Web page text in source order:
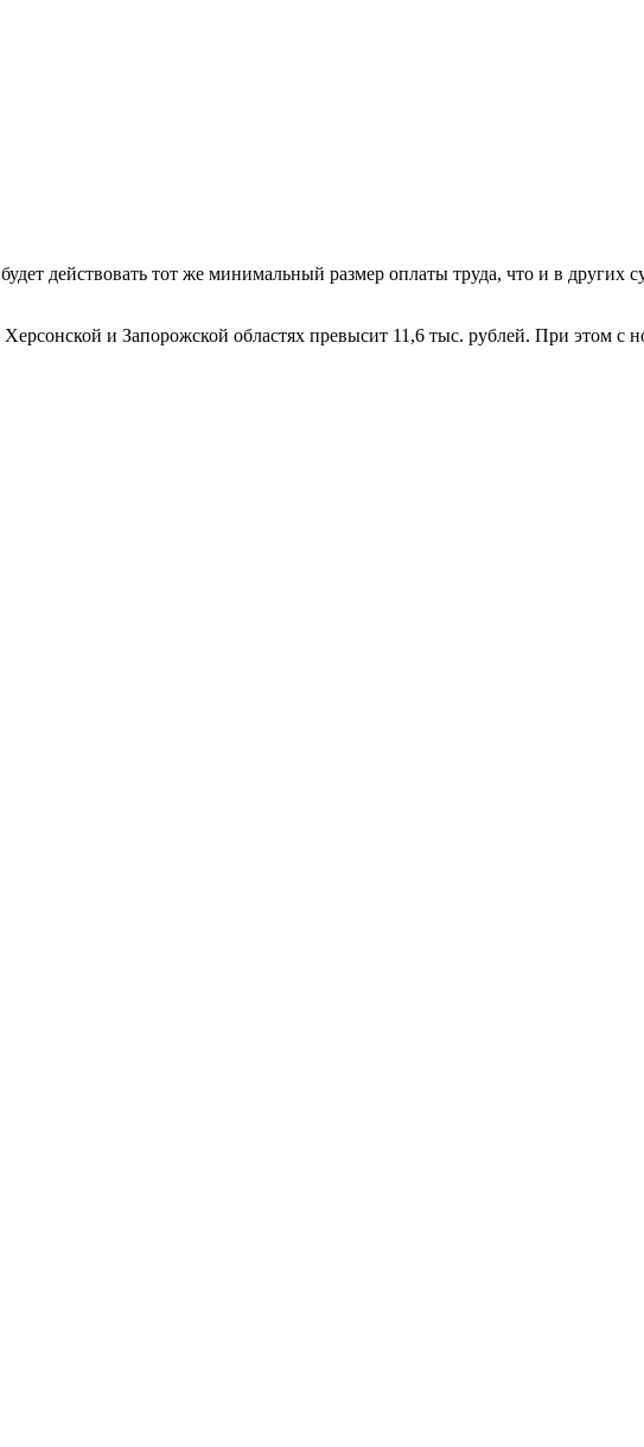
действовать тот же минимальный размер оплаты труда, что и в других
и Запорожской областях превысит 11,6 тыс. рублей. При этом с